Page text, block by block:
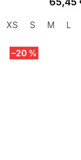
XS S M L
–20 %